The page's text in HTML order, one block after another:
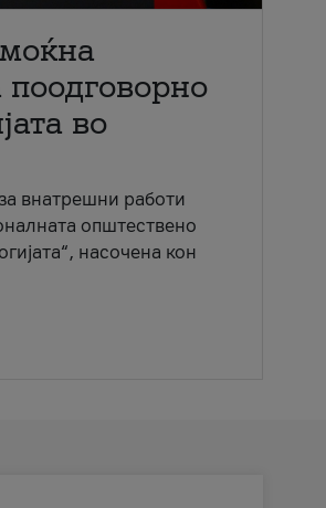
во
внатрешни работи
општествено
насочена кон